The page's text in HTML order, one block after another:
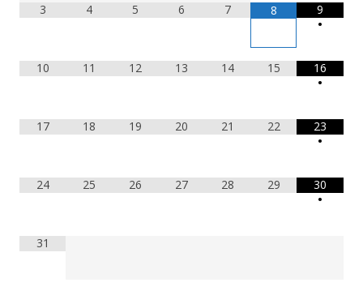
3 4 5 6 7 8
9
•
10 11 12 13 14 15
16
•
17 18 19 20 21 22
23
•
24 25 26 27 28 29
30
•
31